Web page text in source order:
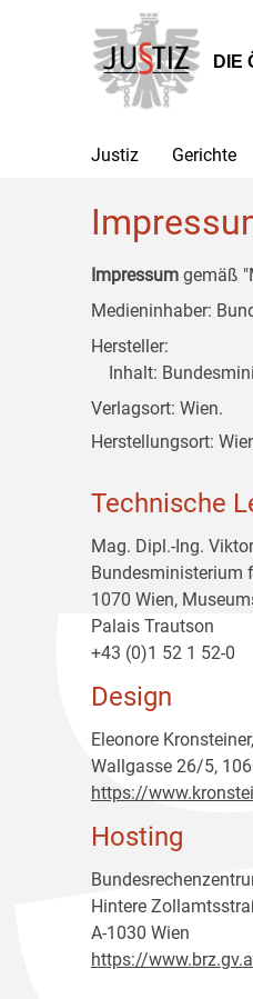
Hauptnavigation
[1]
Inhalt
[2]
Untermenü
[3]
DIE
Justiz Gerichte
Impressum gemäß
Medieninhaber:
Hersteller:
Inhalt:
Verlagsort: Wien.
Herstellungsort:
Technische
Mag. Dipl.-Ing.
Bundesministerium
1070 Wien,
Palais Trautson
+43 (0)1 52 1 52-0
Design
Eleonore
Wallgasse 26/5,
https://
Hosting
Hintere
A-1030 Wien
https://